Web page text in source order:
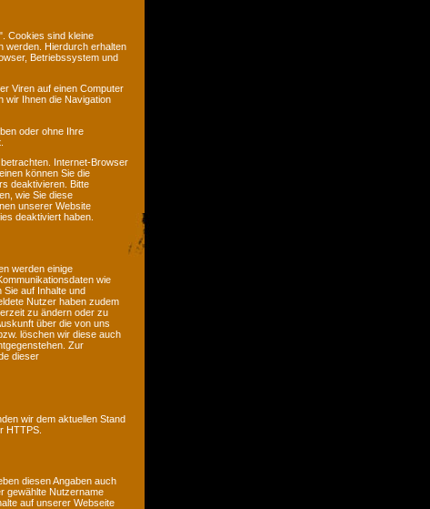
Cookies sind kleine
werden. Hierdurch erhalten
Betriebssystem und
Viren auf einen Computer
wir Ihnen die Navigation
oder ohne Ihre
Internet-Browser
können Sie die
deaktivieren. Bitte
wie Sie diese
unserer Website
deaktiviert haben.
werden einige
wie
Sie auf Inhalte und
Nutzer haben zudem
zu ändern oder zu
über die von uns
löschen wir diese auch
Zur
dieser
wir dem aktuellen Stand
HTTPS.
diesen Angaben auch
gewählte Nutzername
auf unserer Webseite